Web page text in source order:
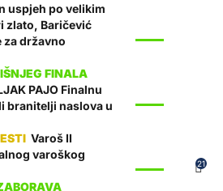
uspjeh po velikim
zlato, Baričević
za državno
PAJO Finalnu
branitelji naslova u
21
Varoš II
varoškog